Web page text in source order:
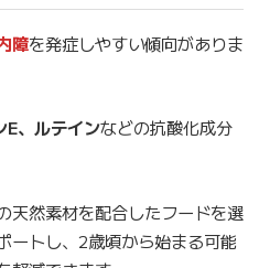
障を発症しやすい傾向がありま
E、ルテインなどの抗酸化成分
天然素材を配合したフードを選
ートし、2歳頃から始まる可能